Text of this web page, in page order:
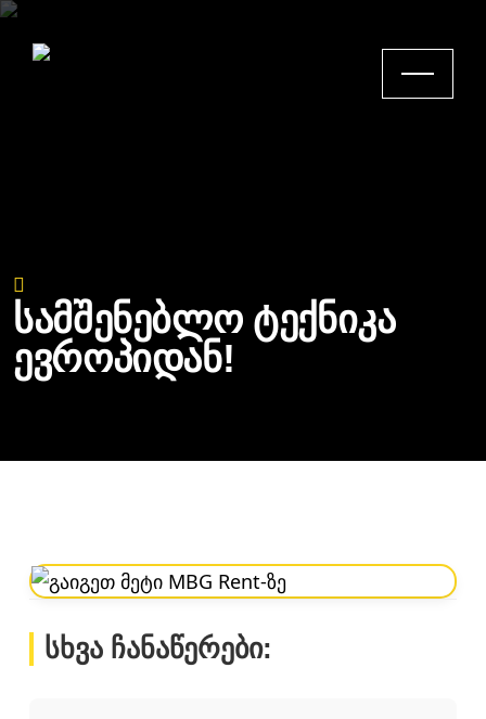
სამშენებლო ტექნიკა
ევროპიდან!
სხვა ჩანაწერები: